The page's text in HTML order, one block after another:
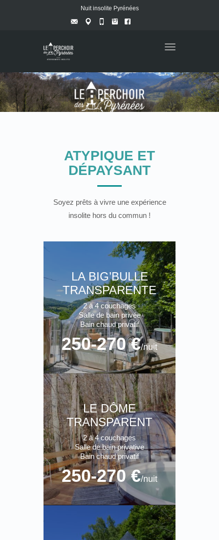
Nuit insolite Pyrénées
Toggle
ATYPIQUE ET
DÉPAYSANT
Soyez prêts à vivre une expérience
insolite hors du commun !
LA BIG’BULLE
TRANSPARENTE
2 à 4 couchages
Salle de bain privée
Bain chaud privatif
250-270 €/nuit
LE DÔME
TRANSPARENT
2 à 4 couchages
Salle de bain privative
Bain chaud privatif
250-270 €/nuit